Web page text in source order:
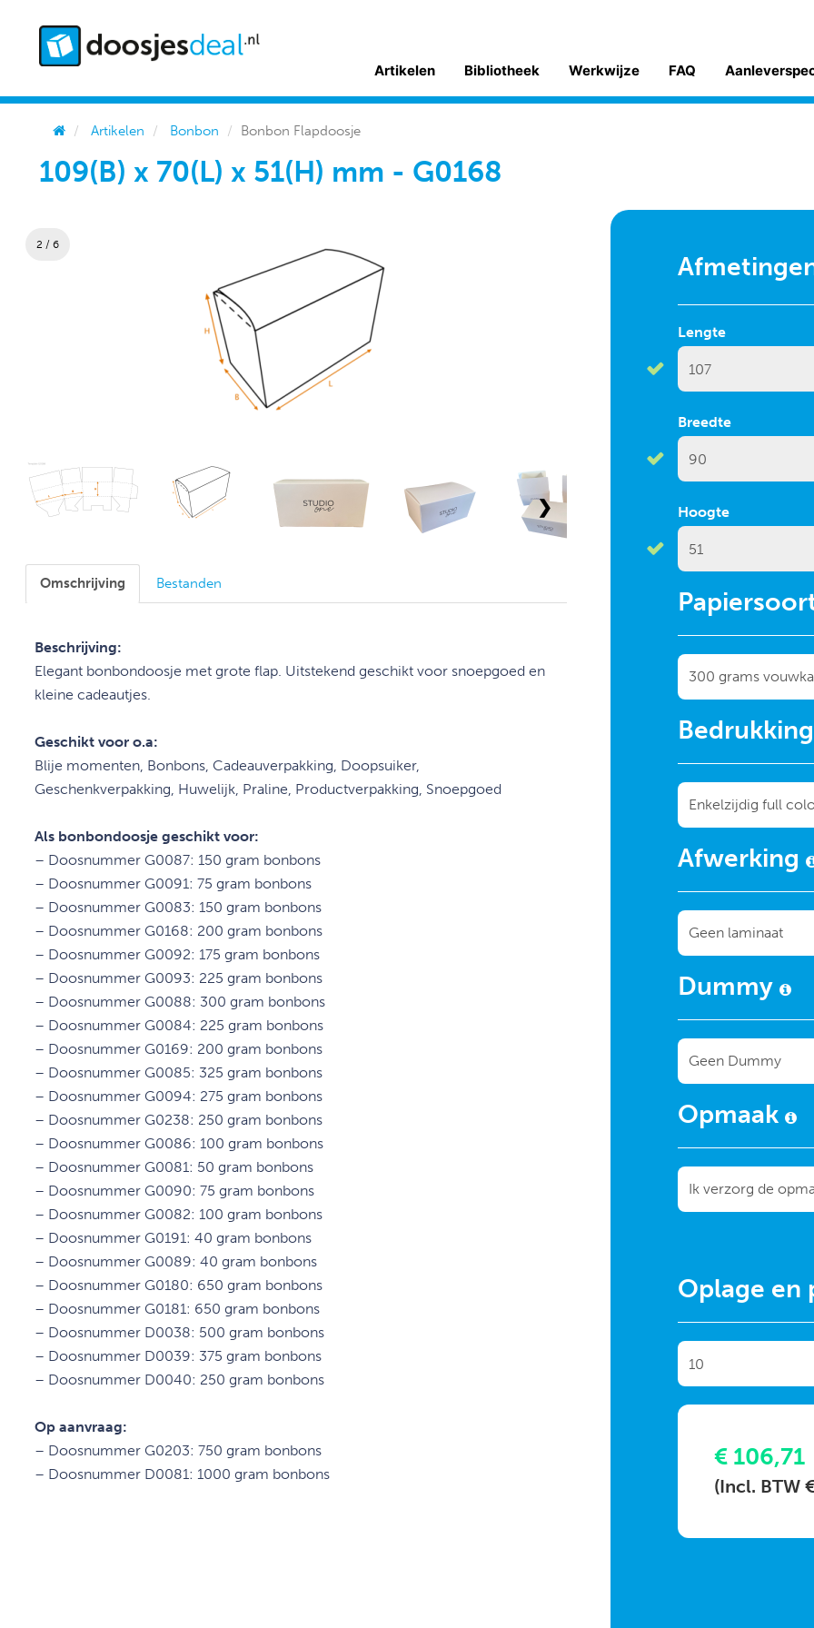
Artikelen Bibliotheek Werkwijze FAQ
Artikelen Bonbon Bonbon Flapdoosje
109(B) x 70(L) x 51(H) mm - G0168
2 / 6
❯
Omschrijving Bestanden
Beschrijving:
Elegant bonbondoosje met grote flap. Uitstekend geschikt voor snoepgoed en
kleine cadeautjes.
Geschikt voor o.a:
Blije momenten, Bonbons, Cadeauverpakking, Doopsuiker,
Geschenkverpakking, Huwelijk, Praline, Productverpakking, Snoepgoed
Als bonbondoosje geschikt voor:
– Doosnummer G0087: 150 gram bonbons
– Doosnummer G0091: 75 gram bonbons
– Doosnummer G0083: 150 gram bonbons
– Doosnummer G0168: 200 gram bonbons
– Doosnummer G0092: 175 gram bonbons
– Doosnummer G0093: 225 gram bonbons
– Doosnummer G0088: 300 gram bonbons
– Doosnummer G0084: 225 gram bonbons
– Doosnummer G0169: 200 gram bonbons
– Doosnummer G0085: 325 gram bonbons
– Doosnummer G0094: 275 gram bonbons
– Doosnummer G0238: 250 gram bonbons
– Doosnummer G0086: 100 gram bonbons
– Doosnummer G0081: 50 gram bonbons
– Doosnummer G0090: 75 gram bonbons
– Doosnummer G0082: 100 gram bonbons
– Doosnummer G0191: 40 gram bonbons
– Doosnummer G0089: 40 gram bonbons
– Doosnummer G0180: 650 gram bonbons
– Doosnummer G0181: 650 gram bonbons
– Doosnummer D0038: 500 gram bonbons
– Doosnummer D0039: 375 gram bonbons
– Doosnummer D0040: 250 gram bonbons
Op aanvraag:
– Doosnummer G0203: 750 gram bonbons
– Doosnummer D0081: 1000 gram bonbons
Lengte
Breedte
Hoogte
Afwerking
Dummy
Opmaak
Oplage en
€ 106,71
(Incl. BTW